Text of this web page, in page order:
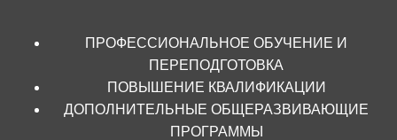
ПРОФЕССИОНАЛЬНОЕ ОБУЧЕНИЕ И
ПЕРЕПОДГОТОВКА
ПОВЫШЕНИЕ КВАЛИФИКАЦИИ
ДОПОЛНИТЕЛЬНЫЕ ОБЩЕРАЗВИВАЮЩИЕ
ПРОГРАММЫ